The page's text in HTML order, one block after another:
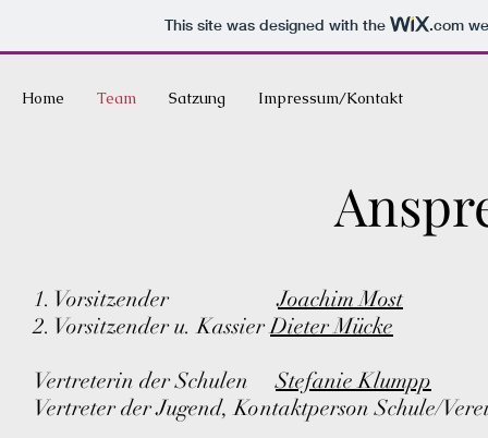
This site was designed with the .com
Home Team Satzung Impressum/Kontakt
1. VorsitzenderJoachim Most
2. Vorsitzender u. KassierDieter Mücke
Vertreterin der SchulenStefanie Klumpp
Vertreter der Jugend, Kontaktperson Schule/